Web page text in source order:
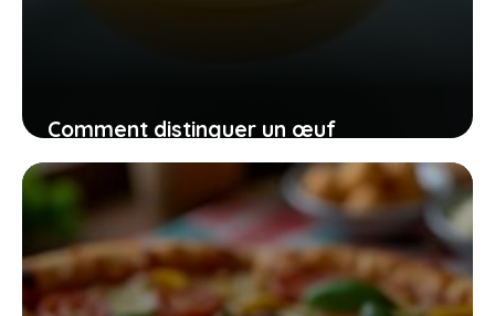
Comment distinguer un œuf
consommable lorsqu’il flotte, conseils
pour votre sécurité
15 juin 2026